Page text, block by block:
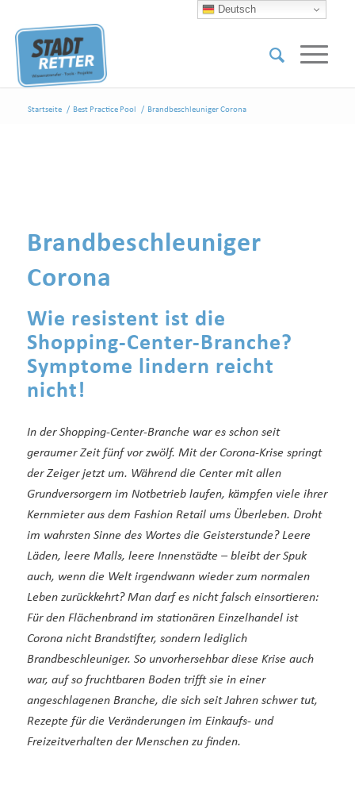
Startseite / Best Practice Pool / Brandbeschleuniger Corona
Brandbeschleuniger
Corona
Wie resistent ist die
Shopping-Center-Branche?
Symptome lindern reicht
nicht!
In der Shopping-Center-Branche war es schon seit
geraumer Zeit fünf vor zwölf. Mit der Corona-Krise springt
der Zeiger jetzt um. Während die Center mit allen
Grundversorgern im Notbetrieb laufen, kämpfen viele ihrer
Kernmieter aus dem Fashion Retail ums Überleben. Droht
im wahrsten Sinne des Wortes die Geisterstunde? Leere
Läden, leere Malls, leere Innenstädte – bleibt der Spuk
auch, wenn die Welt irgendwann wieder zum normalen
Leben zurückkehrt? Man darf es nicht falsch einsortieren:
Für den Flächenbrand im stationären Einzelhandel ist
Corona nicht Brandstifter, sondern lediglich
Brandbeschleuniger. So unvorhersehbar diese Krise auch
war, auf so fruchtbaren Boden trifft sie in einer
angeschlagenen Branche, die sich seit Jahren schwer tut,
Rezepte für die Veränderungen im Einkaufs- und
Freizeitverhalten der Menschen zu finden.
Deutsch